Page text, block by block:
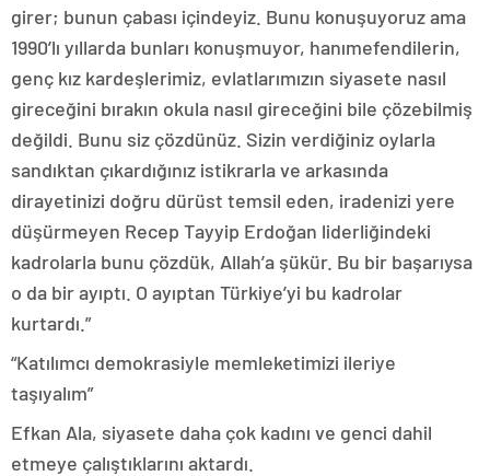
girer; bunun çabası içindeyiz. Bunu konuşuyoruz ama
1990’lı yıllarda bunları konuşmuyor, hanımefendilerin,
genç kız kardeşlerimiz, evlatlarımızın siyasete nasıl
gireceğini bırakın okula nasıl gireceğini bile çözebilmiş
değildi. Bunu siz çözdünüz. Sizin verdiğiniz oylarla
sandıktan çıkardığınız istikrarla ve arkasında
dirayetinizi doğru dürüst temsil eden, iradenizi yere
düşürmeyen Recep Tayyip Erdoğan liderliğindeki
kadrolarla bunu çözdük, Allah’a şükür. Bu bir başarıysa
o da bir ayıptı. O ayıptan Türkiye’yi bu kadrolar
kurtardı.”
“Katılımcı demokrasiyle memleketimizi ileriye
taşıyalım”
Efkan Ala, siyasete daha çok kadını ve genci dahil
etmeye çalıştıklarını aktardı.